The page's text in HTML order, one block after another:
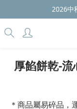
2026中
厚餡餅乾-
＊商品屬易碎品，